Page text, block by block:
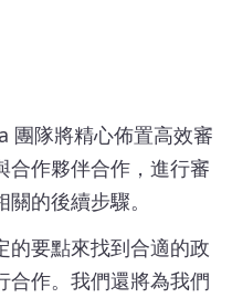
團隊將精心佈置高效審
合作夥伴合作，進行審
的後續步驟。
的要點來找到合適的政
合作。我們還將為我們